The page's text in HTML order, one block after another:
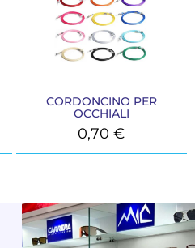
CORDONCINO PER
OCCHIALI
0,70€